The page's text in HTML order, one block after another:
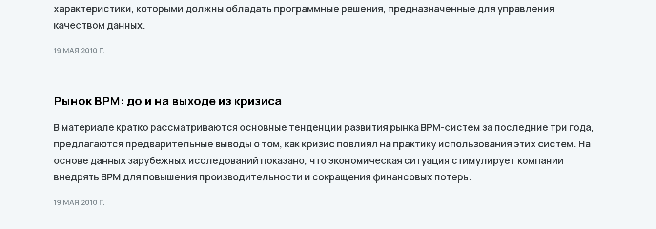
характеристики, которыми должны обладать программные решения, предназначенные для управления
качеством данных.
19 МАЯ 2010 Г.
Рынок ВРМ: до и на выходе из кризиса
В материале кратко рассматриваются основные тенденции развития рынка BPM-систем за последние три года,
предлагаются предварительные выводы о том, как кризис повлиял на практику использования этих систем. На
основе данных зарубежных исследований показано, что экономическая ситуация стимулирует компании
внедрять ВРМ для повышения производительности и сокращения финансовых потерь.
19 МАЯ 2010 Г.